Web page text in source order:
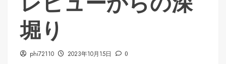
堀り
phi72110 2023年10月15日 0